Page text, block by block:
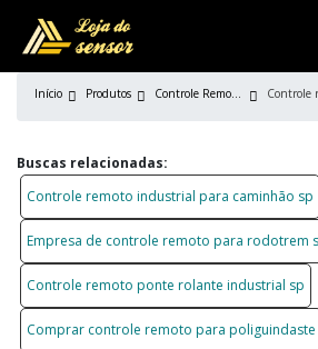
Início Produtos Controle Remoto Industrial
Buscas relacionadas:
Controle remoto industrial para caminhão sp
Empresa de controle remoto para rodotrem
Controle remoto ponte rolante industrial sp
Comprar controle remoto para poliguindaste